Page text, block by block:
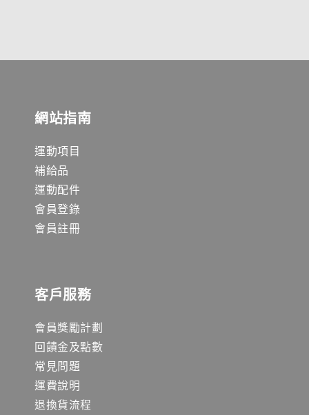
網站指南
運動項目
補給品
運動配件
會員登錄
會員註冊
客戶服務
會員獎勵計劃
回饋金及點數
常見問題
運費說明
退換貨流程